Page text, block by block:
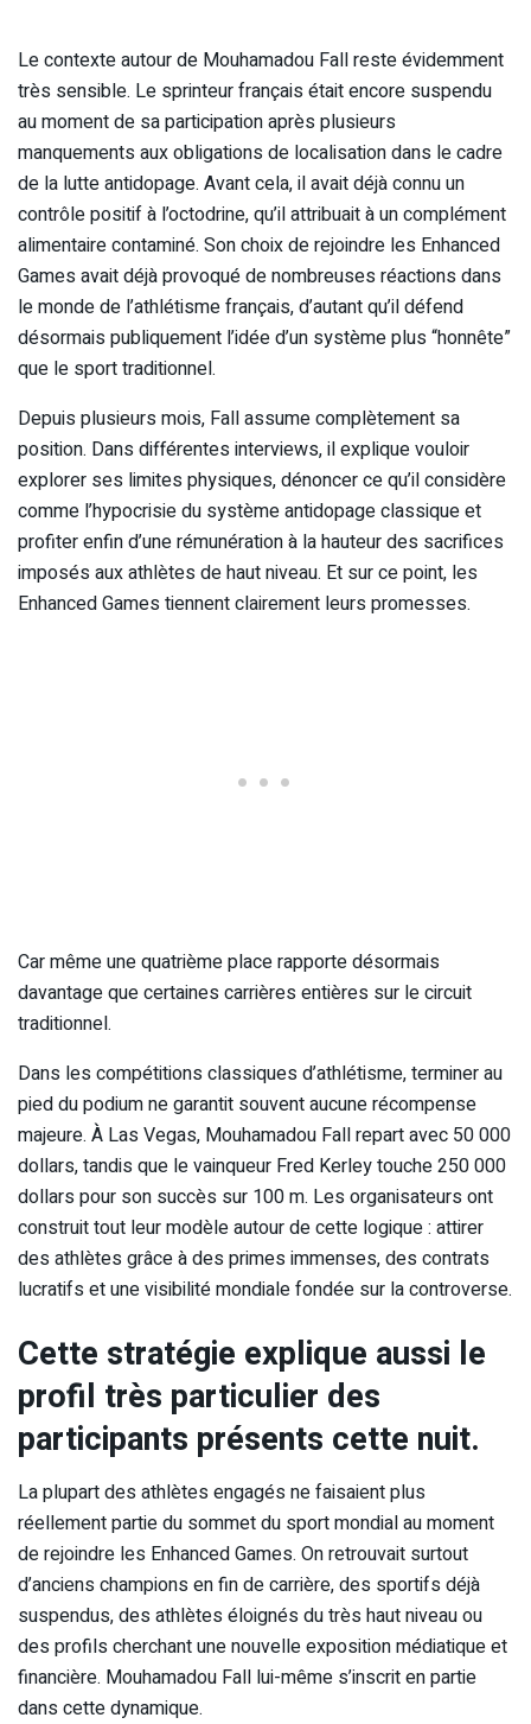
Le contexte autour de Mouhamadou Fall reste évidemment
très sensible. Le sprinteur français était encore suspendu
au moment de sa participation après plusieurs
manquements aux obligations de localisation dans le cadre
de la lutte antidopage. Avant cela, il avait déjà connu un
contrôle positif à l’octodrine, qu’il attribuait à un complément
alimentaire contaminé. Son choix de rejoindre les Enhanced
Games avait déjà provoqué de nombreuses réactions dans
le monde de l’athlétisme français, d’autant qu’il défend
désormais publiquement l’idée d’un système plus “honnête”
que le sport traditionnel.
Depuis plusieurs mois, Fall assume complètement sa
position. Dans différentes interviews, il explique vouloir
explorer ses limites physiques, dénoncer ce qu’il considère
comme l’hypocrisie du système antidopage classique et
profiter enfin d’une rémunération à la hauteur des sacrifices
imposés aux athlètes de haut niveau. Et sur ce point, les
Enhanced Games tiennent clairement leurs promesses.
Car même une quatrième place rapporte désormais
davantage que certaines carrières entières sur le circuit
traditionnel.
Dans les compétitions classiques d’athlétisme, terminer au
pied du podium ne garantit souvent aucune récompense
majeure. À Las Vegas, Mouhamadou Fall repart avec 50 000
dollars, tandis que le vainqueur Fred Kerley touche 250 000
dollars pour son succès sur 100 m. Les organisateurs ont
construit tout leur modèle autour de cette logique : attirer
des athlètes grâce à des primes immenses, des contrats
lucratifs et une visibilité mondiale fondée sur la controverse.
Cette stratégie explique aussi le
profil très particulier des
participants présents cette nuit.
La plupart des athlètes engagés ne faisaient plus
réellement partie du sommet du sport mondial au moment
de rejoindre les Enhanced Games. On retrouvait surtout
d’anciens champions en fin de carrière, des sportifs déjà
suspendus, des athlètes éloignés du très haut niveau ou
des profils cherchant une nouvelle exposition médiatique et
financière. Mouhamadou Fall lui-même s’inscrit en partie
dans cette dynamique.